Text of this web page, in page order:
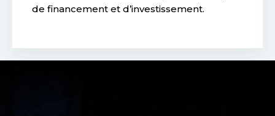
de financement et d’investissement.